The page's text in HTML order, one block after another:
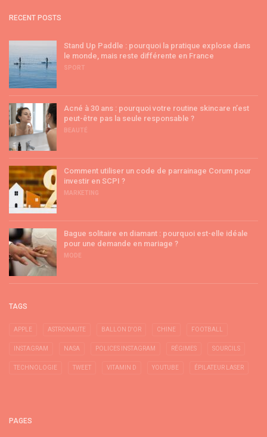
RECENT POSTS
Stand Up Paddle : pourquoi la pratique explose dans
le monde, mais reste différente en France
SPORT
Acné à 30 ans : pourquoi votre routine skincare n’est
peut-être pas la seule responsable ?
BEAUTÉ
Comment utiliser un code de parrainage Corum pour
investir en SCPI ?
MARKETING
Bague solitaire en diamant : pourquoi est-elle idéale
pour une demande en mariage ?
MODE
TAGS
APPLE ASTRONAUTE BALLON D'OR CHINE FOOTBALL
INSTAGRAM NASA POLICES INSTAGRAM RÉGIMES SOURCILS
TECHNOLOGIE TWEET VITAMIN D YOUTUBE ÉPILATEUR LASER
PAGES